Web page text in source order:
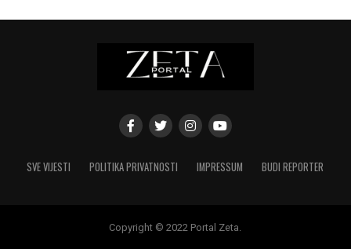
SVE VIJESTI POLITIKA PRIVATNOSTI IMPRESSUM BUDI REPORTER
Copyright © 2022 Portal Zeta.